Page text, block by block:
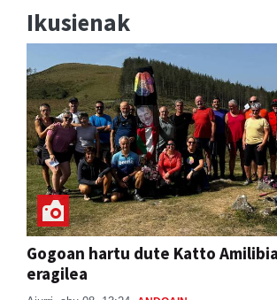
Ikusienak
Gogoan hartu dute Katto
eragilea